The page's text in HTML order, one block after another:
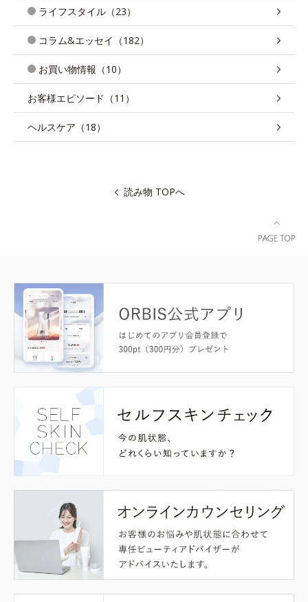
ライフスタイル（23）
コラム&エッセイ（182）
お買い物情報（10）
お客様エピソード（11）
ヘルスケア（18）
読み物 TOPへ